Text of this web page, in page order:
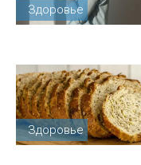
Здоровье
Здоровье